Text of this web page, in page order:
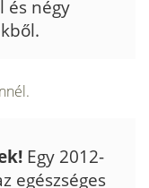
és négy
Egy 2012-
egészséges